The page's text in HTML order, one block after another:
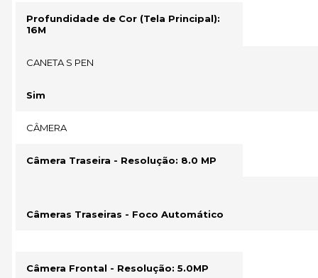
Profundidade de Cor (Tela Principal):
16M
CANETA S PEN
Sim
CÂMERA
Câmera Traseira - Resolução: 8.0 MP
Câmeras Traseiras - Foco Automático
Câmera Frontal - Resolução: 5.0MP